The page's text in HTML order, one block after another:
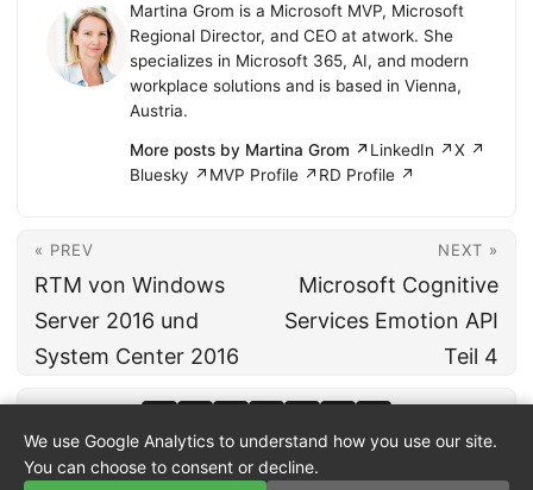
Martina Grom is a Microsoft MVP, Microsoft
Regional Director, and CEO at atwork. She
specializes in Microsoft 365, AI, and modern
workplace solutions and is based in Vienna,
Austria.
More posts by Martina Grom ↗LinkedIn ↗X ↗
Bluesky ↗ MVP Profile ↗ RD Profile ↗
« PREV
RTM von Windows
Server 2016 und
System Center 2016
NEXT »
Microsoft Cognitive
Services Emotion API
Teil 4
We use Google Analytics to understand how you use our site.
You can choose to consent or decline.